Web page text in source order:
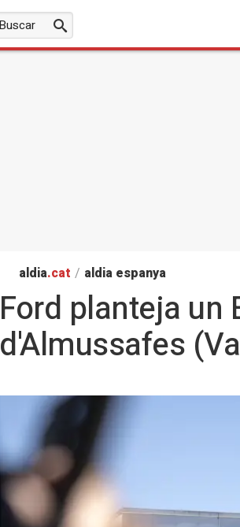
aldia.cat / aldia espanya
Ford planteja un
d'Almussafes